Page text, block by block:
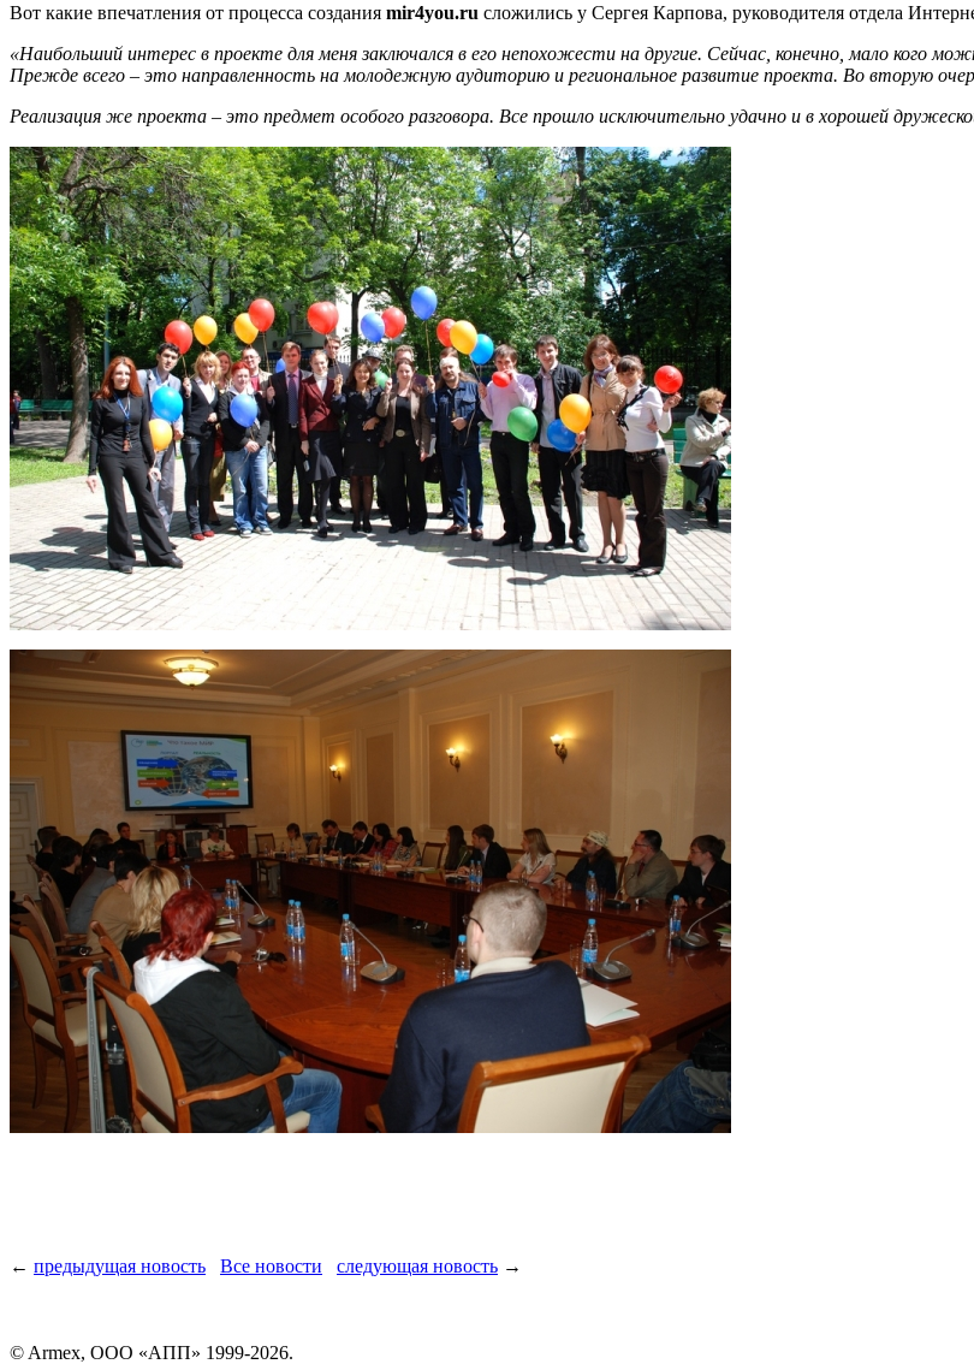
Вот какие впечатления от процесса создания mir4you.ru сложились у Сергея Карпова, руководителя отдела
«Наибольший интерес в проекте для меня заключался в его непохожести на другие. Сейчас, конечно, мало кого
Прежде всего – это направленность на молодежную аудиторию и региональное развитие проекта. Во вторую
Реализация же проекта – это предмет особого разговора. Все прошло исключительно удачно и в хорошей
← предыдущая новость Все новости следующая новость →
© Armex, ООО «АПП» 1999-2026.